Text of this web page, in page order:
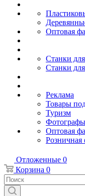
Оптовая
Станки
Станки
Реклама
Товары
Туризм
Фотографы
Оптовая
Розничная
Отложенные 0
Корзина 0